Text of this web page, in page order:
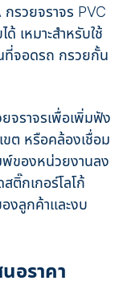
กรวยจราจร PVC
เหมาะสำหรับใช้
จอดรถ กรวยกั้น
จราจรเพื่อเพิ่มฟัง
ขต หรือคล้องเชื่อม
พ์ของหน่วยงานลง
ติ๊กเกอร์โลโก้
งลูกค้าและงบ
อราคา